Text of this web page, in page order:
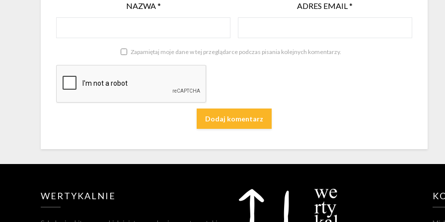
NAZWA * ADRES EMAIL*
Zapamiętaj moje dane w tej przeglądarce podczas pisania kolejnych komentarzy.
WERTYKALNIE